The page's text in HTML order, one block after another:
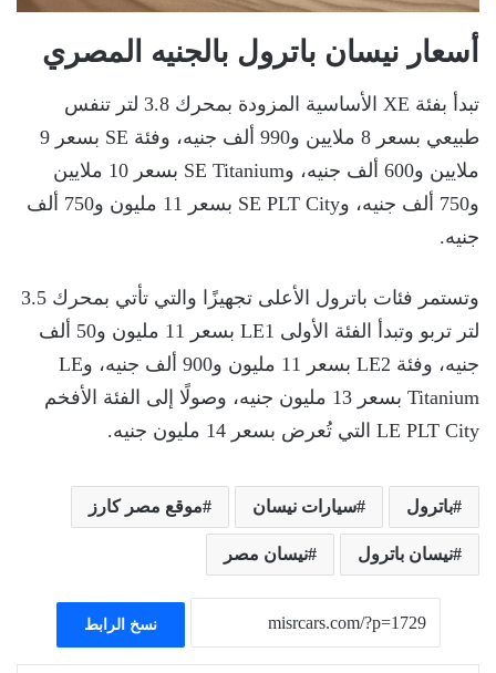
أسعار نيسان باترول بالجنيه المصري
تبدأ بفئة XE الأساسية المزودة بمحرك 3.8 لتر تنفس
طبيعي بسعر 8 ملايين و990 ألف جنيه، وفئة SE بسعر 9
ملايين و600 ألف جنيه، وSE Titanium بسعر 10 ملايين
و750 ألف جنيه، وSE PLT City بسعر 11 مليون و750 ألف
جنيه.
وتستمر فئات باترول الأعلى تجهيزًا والتي تأتي بمحرك 3.5
لتر تربو وتبدأ الفئة الأولى LE1 بسعر 11 مليون و50 ألف
جنيه، وفئة LE2 بسعر 11 مليون و900 ألف جنيه، وLE
Titanium بسعر 13 مليون جنيه، وصولًا إلى الفئة الأفخم
LE PLT City التي تُعرض بسعر 14 مليون جنيه.
باترول سيارات نيسان موقع مصر كارز
نيسان باترول نيسان مصر
نسخ الرابط